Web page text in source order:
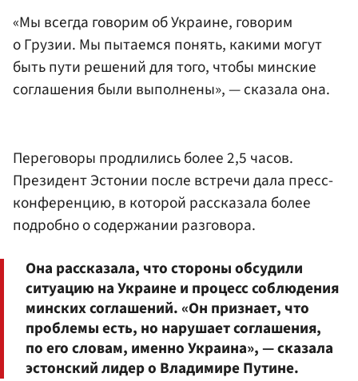
«Мы всегда говорим об Украине, говорим
о Грузии. Мы пытаемся понять, какими могут
быть пути решений для того, чтобы минские
соглашения были выполнены», — сказала она.
Переговоры продлились более 2,5 часов.
Президент Эстонии после встречи дала пресс-
конференцию, в которой рассказала более
подробно о содержании разговора.
Она рассказала, что стороны обсудили
ситуацию на Украине и процесс соблюдения
минских соглашений. «Он признает, что
проблемы есть, но нарушает соглашения,
по его словам, именно Украина», — сказала
эстонский лидер о Владимире Путине.